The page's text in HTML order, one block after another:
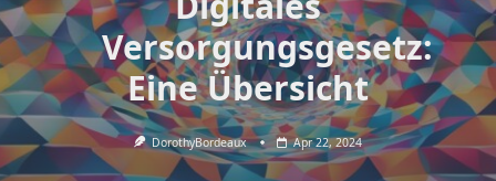
Versorgungsgesetz:
Eine Übersicht
DorothyBordeaux Apr 22, 2024